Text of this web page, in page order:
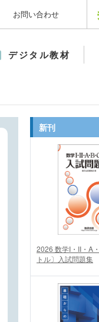
お問い合わせ
デジタル教材
新刊
2026 数学I・II・A
トル〕入試問題集